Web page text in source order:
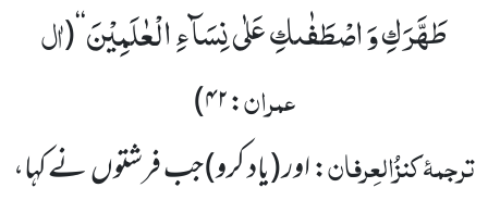
طَهَّرَكِ وَ اصْطَفٰىكِ عَلٰى نِسَآءِ الْعٰلَمِیْنَ‘‘
(اٰل
عمران:۴۲)
ترجمۂکنزُالعِرفان: اور(یاد کرو)جب فرشتوںنے کہا،